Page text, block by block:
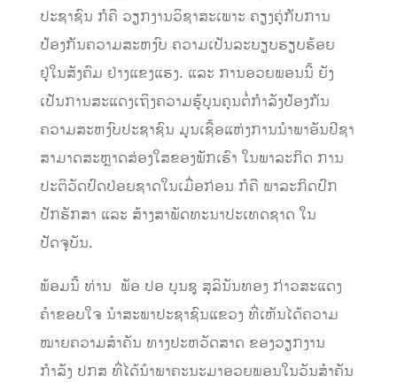
ປະຊາຊົນ ກໍຄື ວຽກງານວິຊາສະເພາະ ຄຽງຄູ່ກັບການ
ປ້ອງກັນຄວາມສະຫງົບ ຄວາມເປັນລະບຽບຮຽບຮ້ອຍ
ຢູ່ໃນສັງຄົມ ຢ່າງແຂງແຮງ. ແລະ ການອວຍພອນນີ້ ຍັງ
ເປັນການສະແດງເຖິງຄວາມຮູ້ບຸນຄຸນຕໍ່ກຳລັງປ້ອງກັນ
ຄວາມສະຫງົບປະຊາຊົນ ມູນເຊື້ອແຫ່ງການນຳພາອັນປີຊາ
ສາມາດສະຫຼາດສ່ອງໃສຂອງພັກເຮົາ ໃນພາລະກິດ ການ
ປະຕິວັດປົດປ່ອຍຊາດໃນເມື່ອກ່ອນ ກໍຄື ພາລະກິດປົກ
ປັກຮັກສາ ແລະ ສ້າງສາພັດທະນາປະເທດຊາດ ໃນ
ປັດຈຸບັນ.
ພ້ອມນີ້ ທ່ານ ພັອ ປອ ບຸນຊູ ສຸລິນັນທອງ ກ່າວສະແດງ
ຄຳຂອບໃຈ ນຳສະພາປະຊາຊົນແຂວງ ທີ່ເຫັນໄດ້ຄວາມ
ໝາຍຄວາມສຳຄັນ ທາງປະຫວັດສາດ ຂອງວຽກງານ
ກຳລັງ ປກສ ທີ່ໄດ້ນຳພາຄະນະມາອວຍພອນໃນວັນສຳຄັນ